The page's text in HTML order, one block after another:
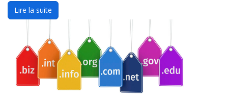
Lire la suite